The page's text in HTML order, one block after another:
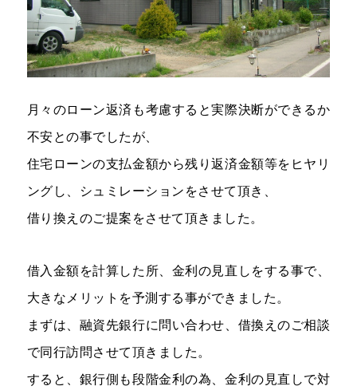
月々のローン返済も考慮すると実際決断ができるか
不安との事でしたが、
住宅ローンの支払金額から残り返済金額等をヒヤリ
ングし、シュミレーションをさせて頂き、
借り換えのご提案をさせて頂きました。
借入金額を計算した所、金利の見直しをする事で、
大きなメリットを予測する事ができました。
まずは、融資先銀行に問い合わせ、借換えのご相談
で同行訪問させて頂きました。
すると、銀行側も段階金利の為、金利の見直しで対